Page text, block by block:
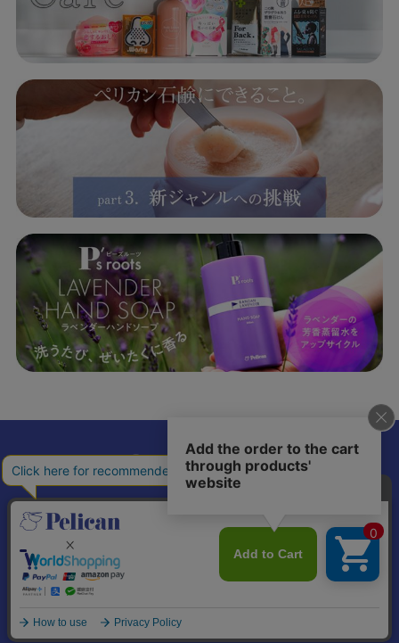
個人情報の取り扱いについて 特定商取引法に基づく表記
© Pelican Soap Co., Ltd. All Rights Reserved.